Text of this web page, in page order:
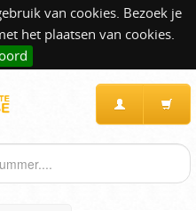
van cookies. Bezoek je
het plaatsen van cookies.